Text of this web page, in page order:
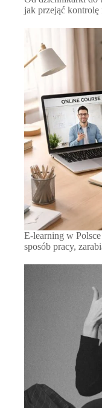
jak przejąć kontrolę
E-learning w
sposób pracy,